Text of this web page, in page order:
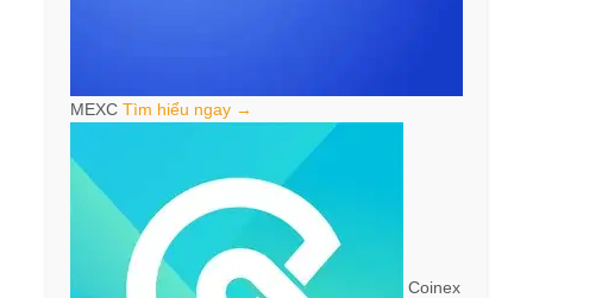
MEXC Tìm hiểu ngay →
Coinex